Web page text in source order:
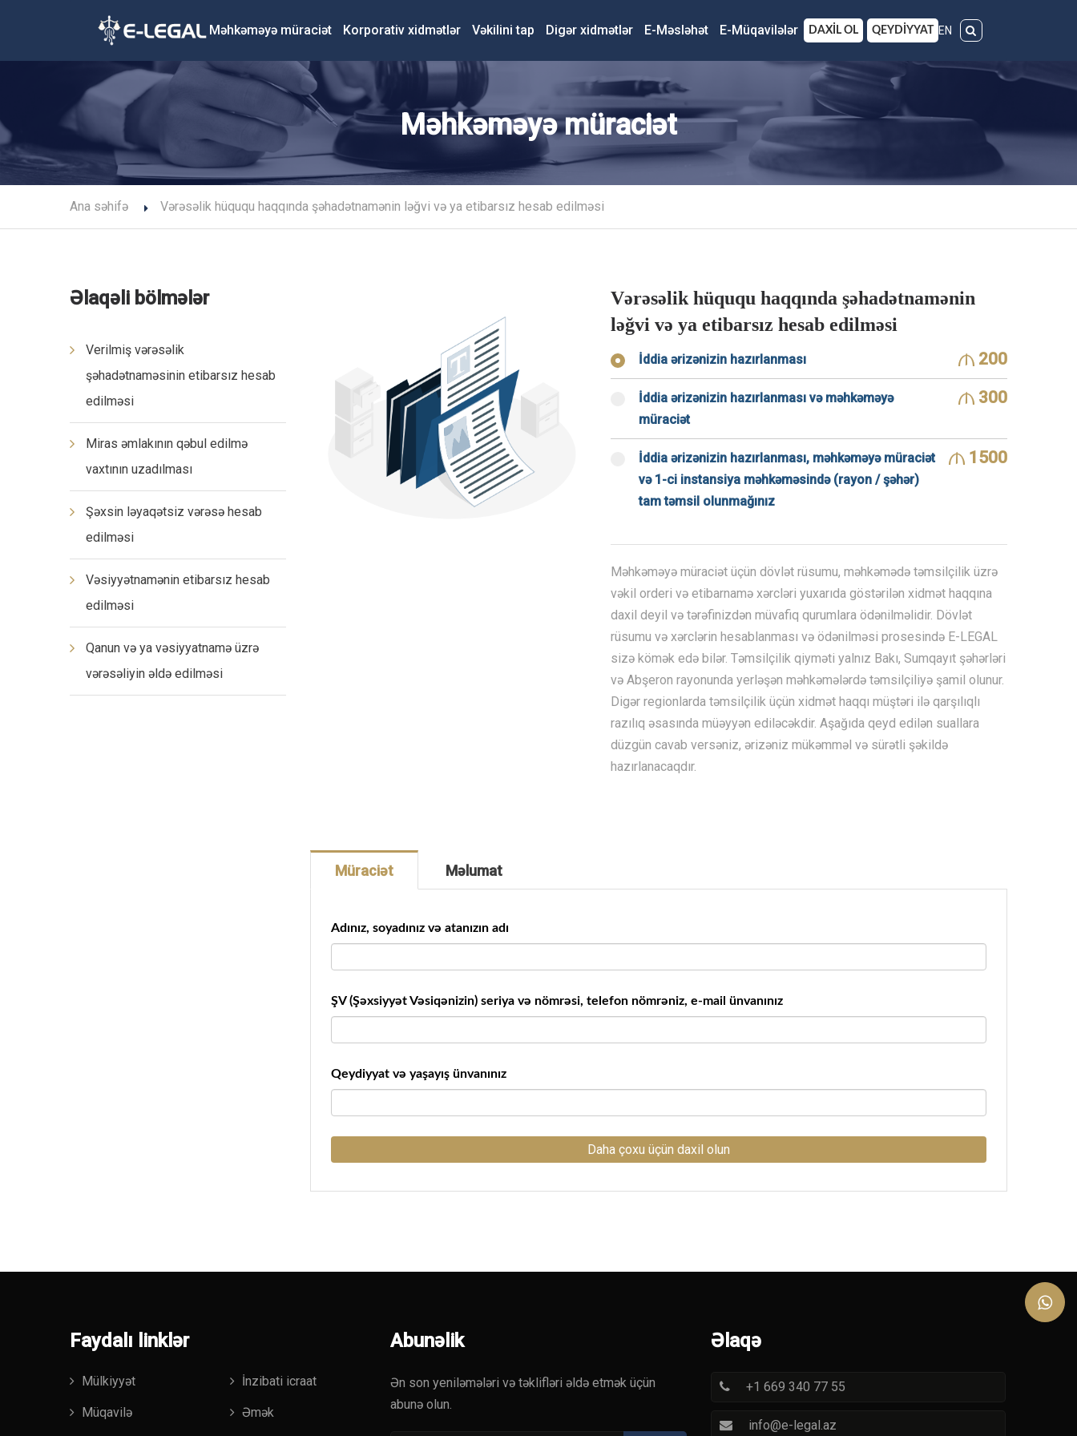
Məhkəməyə müraciət Korporativ xidmətlər Vəkilini tap Digər xidmətlər E-Məsləhət E-Müqavilələr DAXİL OL QEYDİYYAT EN
Məhkəməyə müraciət
Ana səhifə Vərəsəlik hüququ haqqında şəhadətnamənin ləğvi və ya etibarsız hesab edilməsi
Vərəsəlik hüququ haqqında şəhadətnamənin
ləğvi və ya etibarsız hesab edilməsi
İddia ərizənizin hazırlanması 200
İddia ərizənizin hazırlanması və məhkəməyə
müraciət
300
İddia ərizənizin hazırlanması, məhkəməyə müraciət
və 1-ci instansiya məhkəməsində (rayon / şəhər)
tam təmsil olunmağınız
1500
Məhkəməyə müraciət üçün dövlət rüsumu, məhkəmədə təmsilçilik üzrə
vəkil orderi və etibarnamə xərcləri yuxarıda göstərilən xidmət haqqına
daxil deyil və tərəfinizdən müvafiq qurumlara ödənilməlidir. Dövlət
rüsumu və xərclərin hesablanması və ödənilməsi prosesində E-LEGAL
sizə kömək edə bilər. Təmsilçilik qiyməti yalnız Bakı, Sumqayıt şəhərləri
və Abşeron rayonunda yerləşən məhkəmələrdə təmsilçiliyə şamil olunur.
Digər regionlarda təmsilçilik üçün xidmət haqqı müştəri ilə qarşılıqlı
razılıq əsasında müəyyən ediləcəkdir. Aşağıda qeyd edilən suallara
düzgün cavab versəniz, ərizəniz mükəmməl və sürətli şəkildə
hazırlanacaqdır.
Müraciət Məlumat
Adınız, soyadınız və atanızın adı
ŞV (Şəxsiyyət Vəsiqənizin) seriya və nömrəsi, telefon nömrəniz, e-mail ünvanınız
Qeydiyyat və yaşayış ünvanınız
Daha çoxu üçün daxil olun
Əlaqəli bölmələr
Verilmiş vərəsəlik
şəhadətnaməsinin etibarsız hesab
edilməsi
Miras əmlakının qəbul edilmə
vaxtının uzadılması
Şəxsin ləyaqətsiz vərəsə hesab
edilməsi
Vəsiyyətnamənin etibarsız hesab
edilməsi
Qanun və ya vəsiyyatnamə üzrə
vərəsəliyin əldə edilməsi
Faydalı linklər
Mülkiyyət
Müqavilə
İnzibati icraat
Əmək
Abunəlik
Ən son yeniləmələri və təklifləri əldə etmək üçün
abunə olun.
Əlaqə
+1 669 340 77 55
info@e-legal.az